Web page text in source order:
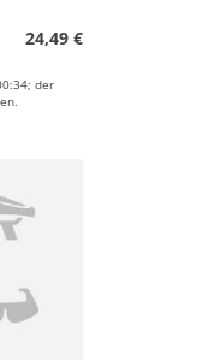
24,49 €
der